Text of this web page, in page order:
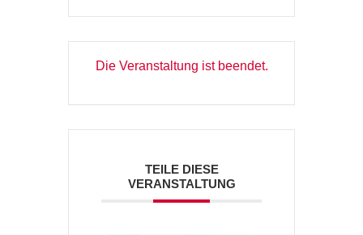
Die Veranstaltung ist beendet.
TEILE DIESE
VERANSTALTUNG